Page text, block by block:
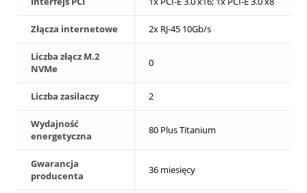
Złącza internetowe 2x RJ-45 10Gb/s
Liczba złącz M.2
NVMe
0
Liczba zasilaczy 2
Wydajność
energetyczna
80 Plus Titanium
Gwarancja
producenta
36 miesięcy